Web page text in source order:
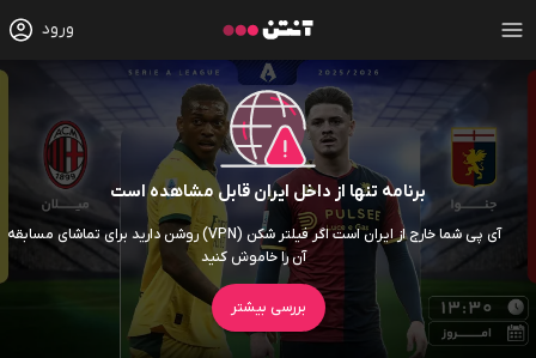
ورود
برنامه تنها از داخل ایران قابل مشاهده است
آی پی شما خارج از ایران است اگر فیلتر شکن (VPN) روشن دارید برای تماشای مسابقه
آن را خاموش کنید
بررسی بیشتر